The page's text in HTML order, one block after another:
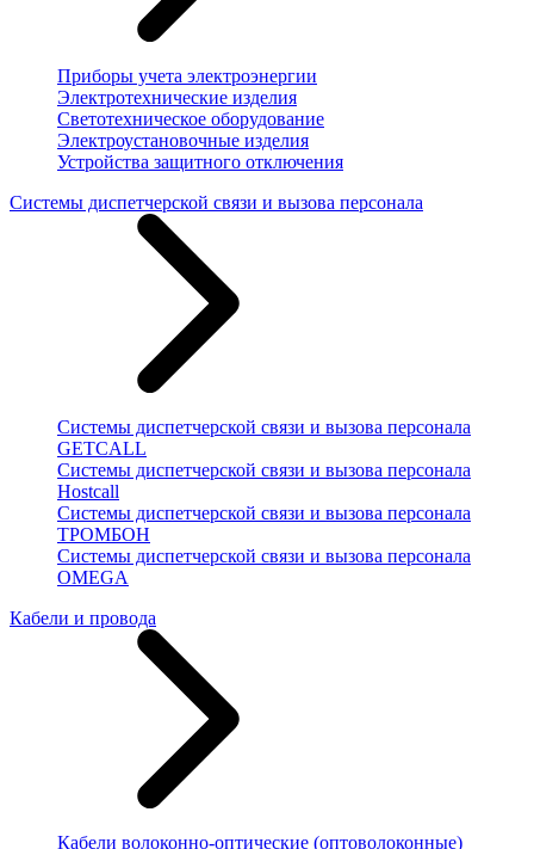
Приборы учета электроэнергии
Электротехнические изделия
Светотехническое оборудование
Электроустановочные изделия
Устройства защитного отключения
Системы диспетчерской связи и вызова персонала
Системы диспетчерской связи и вызова персонала
GETCALL
Системы диспетчерской связи и вызова персонала
Hostcall
Системы диспетчерской связи и вызова персонала
ТРОМБОН
Системы диспетчерской связи и вызова персонала
OMEGA
Кабели и провода
Кабели волоконно-оптические (оптоволоконные)